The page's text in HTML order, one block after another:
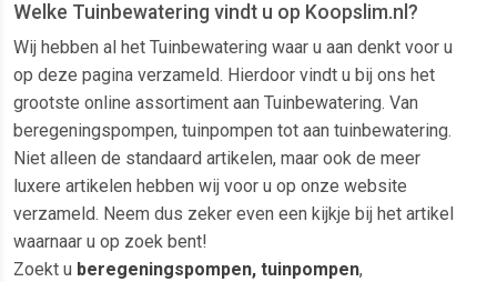
Welke Tuinbewatering vindt u op Koopslim.nl?
Wij hebben al het Tuinbewatering waar u aan denkt voor u
op deze pagina verzameld. Hierdoor vindt u bij ons het
grootste online assortiment aan Tuinbewatering. Van
beregeningspompen, tuinpompen tot aan tuinbewatering.
Niet alleen de standaard artikelen, maar ook de meer
luxere artikelen hebben wij voor u op onze website
verzameld. Neem dus zeker even een kijkje bij het artikel
waarnaar u op zoek bent!
Zoekt u beregeningspompen, tuinpompen,